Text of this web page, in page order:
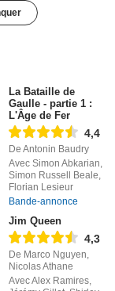
La Bataille de
Gaulle - partie 1 :
L'Âge de Fer
4,4
De Antonin Baudry
Avec Simon Abkarian,
Simon Russell Beale,
Florian Lesieur
Bande-annonce
Jim Queen
4,3
De Marco Nguyen,
Nicolas Athane
Avec Alex Ramires,